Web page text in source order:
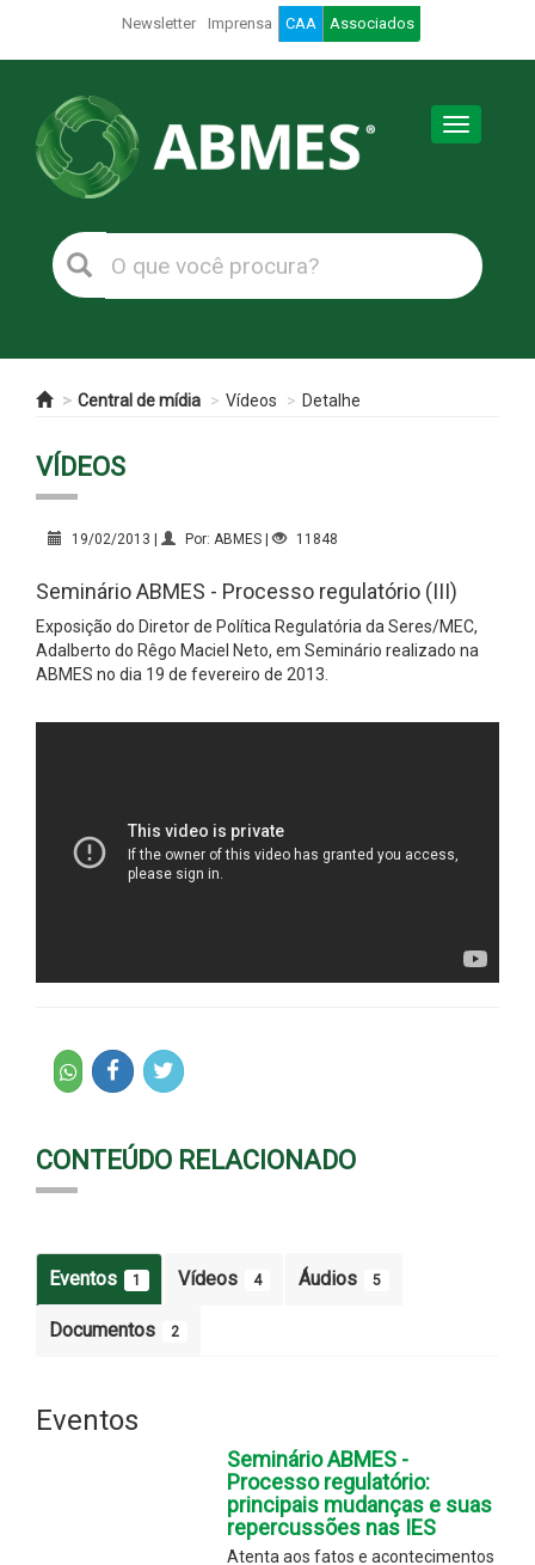
Newsletter Imprensa CAA Associados
Toggle
Central de mídia Vídeos Detalhe
VÍDEOS
19/02/2013 | Por: ABMES | 11848
Seminário ABMES - Processo regulatório (III)
Exposição do Diretor de Política Regulatória da Seres/MEC,
Adalberto do Rêgo Maciel Neto, em Seminário realizado na
ABMES no dia 19 de fevereiro de 2013.
CONTEÚDO RELACIONADO
Eventos 1 Vídeos 4 Áudios 5
Documentos 2
Eventos
Seminário ABMES -
Processo regulatório:
principais mudanças e suas
repercussões nas IES
Atenta aos fatos e acontecimentos